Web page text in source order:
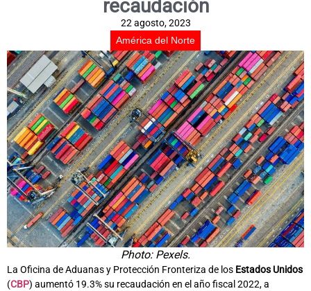
recaudación
22 agosto, 2023
América del Norte
Photo: Pexels.
La Oficina de Aduanas y Protección Fronteriza de los Estados Unidos
(CBP) aumentó 19.3% su recaudación en el año fiscal 2022, a